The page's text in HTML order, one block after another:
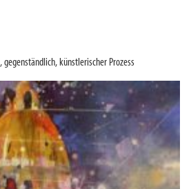
,gegenständlich, künstlerischer Prozess